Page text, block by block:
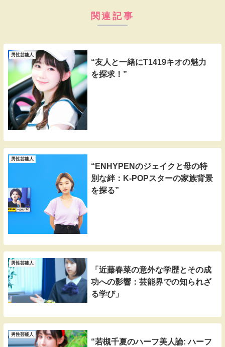
関連記事
男性芸能人
“友人と一緒にT1419キオの魅力
を探求！”
男性芸能人
“ENHYPENのジェイクと母の特
別な絆：K-POPスターの家族背景
を探る”
男性芸能人
「近藤春菜の意外な学歴とその成
功への影響：芸能界での知られざ
る学び」
男性芸能人
“若槻千夏のハーフ美人論: ハーフ